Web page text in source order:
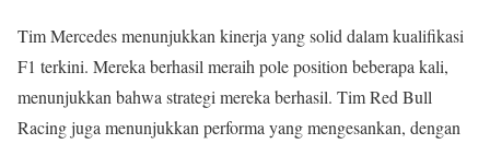
Tim Mercedes menunjukkan kinerja yang solid dalam kualifikasi
F1 terkini. Mereka berhasil meraih pole position beberapa kali,
menunjukkan bahwa strategi mereka berhasil. Tim Red Bull
Racing juga menunjukkan performa yang mengesankan, dengan